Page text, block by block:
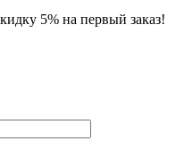
5% на первый заказ!